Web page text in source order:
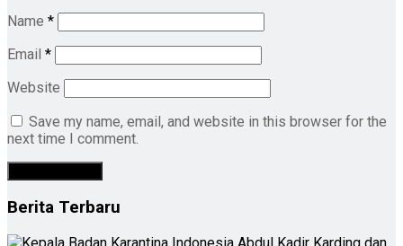
Name *
Email *
Website
Save my name, email, and website in this browser for the
next time I comment.
Berita Terbaru